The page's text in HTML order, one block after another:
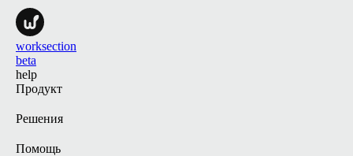
worksection
beta
help
Продукт
Решения
Помощь